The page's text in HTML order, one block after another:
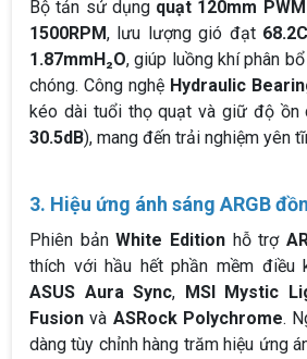
Bộ tản sử dụng quạt 120mm PWM
1500RPM, lưu lượng gió đạt
1.87mmH₂O, giúp luồng khí phân
chóng. Công nghệ Hydraulic
kéo dài tuổi thọ quạt và giữ độ ồn
30.5dB), mang đến trải nghiệm yên
3. Hiệu ứng ánh sáng ARGB
Phiên bảnWhite Edition hỗ trợ
thích với hầu hết phần mềm điều
ASUS Aura Sync, MSI Mystic
Fusion và ASRock Polychrome.
dàng tùy chỉnh hàng trăm hiệu ứng